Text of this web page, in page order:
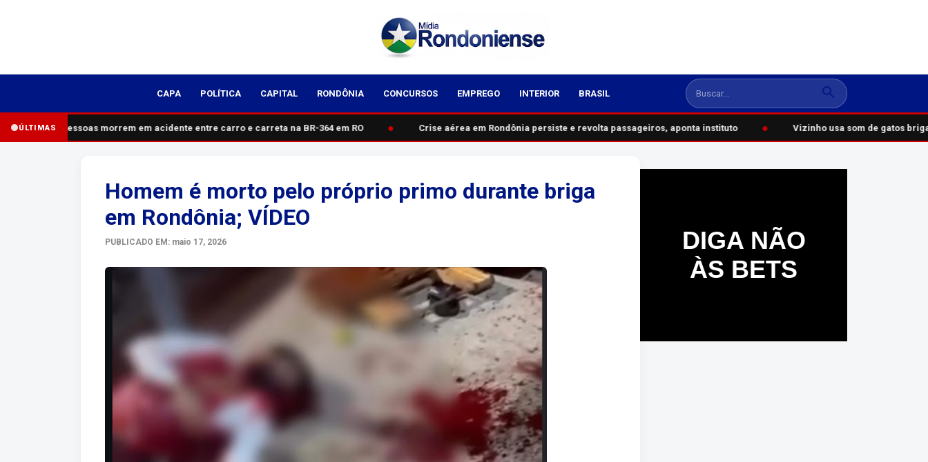
CAPA POLÍTICA CAPITAL RONDÔNIA CONCURSOS EMPREGO INTERIOR BRASIL
ÚLTIMAS
Cinco pessoas morrem em acidente entre carro e carreta na BR-364 em RO Crise aérea em Rondônia persiste e revolta passageiros, aponta instituto Vizinho usa som de gatos
Homem é morto pelo próprio primo durante briga
em Rondônia; VÍDEO
PUBLICADO EM: maio 17, 2026
DIGA NÃO
ÀS BETS